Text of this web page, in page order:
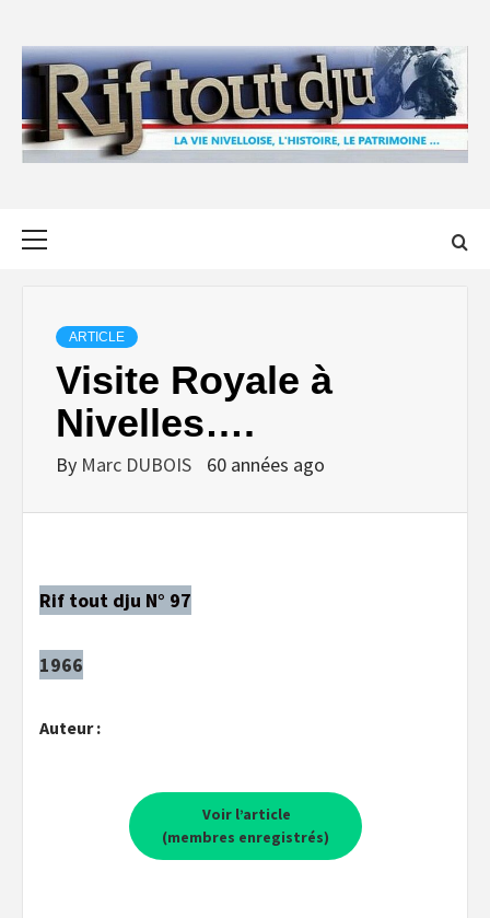
content
ARTICLE
Visite Royale à
Nivelles….
By Marc DUBOIS 60 années ago
Rif tout dju N° 97
1966
Auteur :
Voir l’article
(membres enregistrés)